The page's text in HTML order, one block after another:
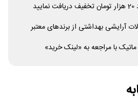
آرایشی بهداشتی از برندهای معتبر
با مراجعه به «لینک خرید»